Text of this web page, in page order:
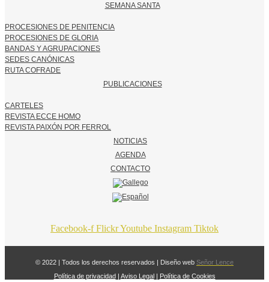
SEMANA SANTA
PROCESIONES DE PENITENCIA
PROCESIONES DE GLORIA
BANDAS Y AGRUPACIONES
SEDES CANÓNICAS
RUTA COFRADE
PUBLICACIONES
CARTELES
REVISTA ECCE HOMO
REVISTA PAIXÓN POR FERROL
NOTICIAS
AGENDA
CONTACTO
Facebook-f FlickrYoutube Instagram Tiktok
© 2022 | Todos los derechos reservados | Diseño web Señor Lence
Política de privacidad| Aviso Legal| Política de Cookies